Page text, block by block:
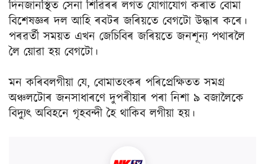
দিনজানস্থিত সেনা শিৱিৰৰ লগত যোগাযোগ কৰাত বোমা
বিশেষজ্ঞৰ দল আহি ৰবটৰ জৰিয়তে বেগটো উদ্ধাৰ কৰে।
পৰৱৰ্তী সময়ত এখন জেচিবিৰ জৰিয়তে জনশূন্য পথাৰলৈ
লৈ য়োৱা হয় বেগটো।
মন কৰিবলগীয়া যে, বোমাতংকৰ পৰিপ্ৰেক্ষিতত সমগ্ৰ
অঞ্চলটোৰ জনসাধাৰণে দুপৰীয়াৰ পৰা নিশা ৯ বজালৈকে
বিদ্যুৎ অবিহনে গৃহবন্দী হৈ থাকিব লগীয়া হয়।